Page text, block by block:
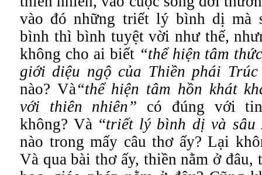
vào đó những triết lý bình dị mà
bình thì bình tuyệt vời như thế,
không cho ai biết “thể hiện tâm
giới diệu ngộ của Thiền phái Trúc
nào? Và“thể hiện tâm hồn khát
với thiên nhiên” có đúng với
không? Và “triết lý bình dị và sâu
nào trong mấy câu thơ ấy? Lại
Và qua bài thơ ấy, thiền nằm ở đâu,